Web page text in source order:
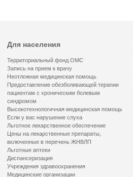
Для населения
Территориальный фонд ОМС
Запись на прием к врачу
Неотложная медицинская помощь
Предоставление обезболивающей терапии
пациентам с хроническим болевым
синдромом
Высокотехнологичная медицинская помощь
Если у вас нарушение слуха
Льготное лекарственное обеспечение
Цены на лекарственные препараты,
включенные в перечень ЖНВЛП
Льготные аптеки
Диспансеризация
Учреждения здравоохранения
Медицинские организации